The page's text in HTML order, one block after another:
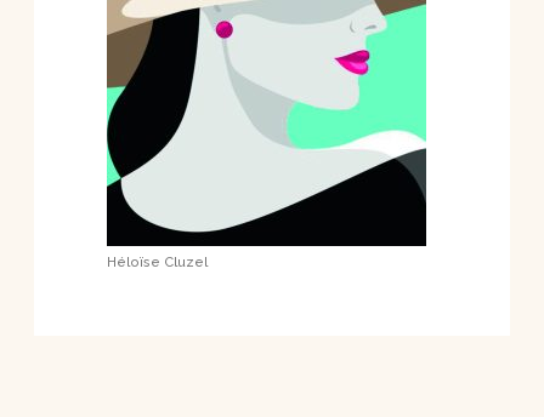
Héloïse Cluzel